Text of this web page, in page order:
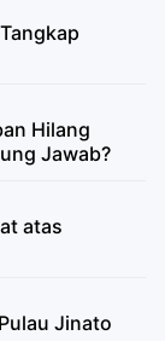
Hilang
Jawab?
atas
Jinato